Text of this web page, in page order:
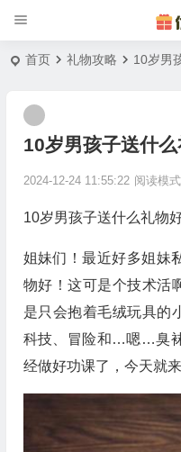
首页 礼物攻略 10岁男
10岁男孩子送什
2024-12-24 11:55:22 阅读模式
10岁男孩子送什么礼物
姐妹们！最近好多姐妹
物好！这可是个技术活
是只会抱着毛绒玩具的
科技、冒险和…嗯…臭
经做好功课了，今天就